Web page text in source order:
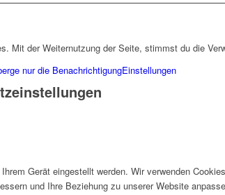
Mit der Weiternutzung der Seite, stimmst du die
nur die BenachrichtigungEinstellungen
Gerät eingestellt werden. Wir verwenden
und Ihre Beziehung zu unserer Website